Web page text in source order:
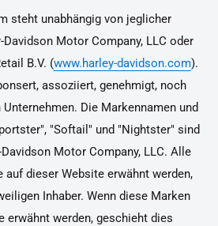
steht unabhängig von jeglicher
Motor Company, LLC oder
B.V. (www.harley-davidson.com).
assoziiert, genehmigt, noch
Die Markennamen und
"Softail" und "Nightster" sind
Motor Company, LLC. Alle
auf dieser Website erwähnt werden,
Inhaber. Wenn diese Marken
erwähnt werden, geschieht dies